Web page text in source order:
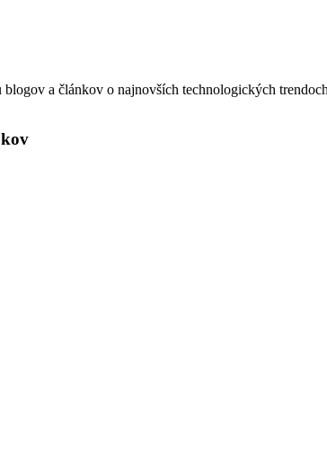
a článkov o najnovších technologických